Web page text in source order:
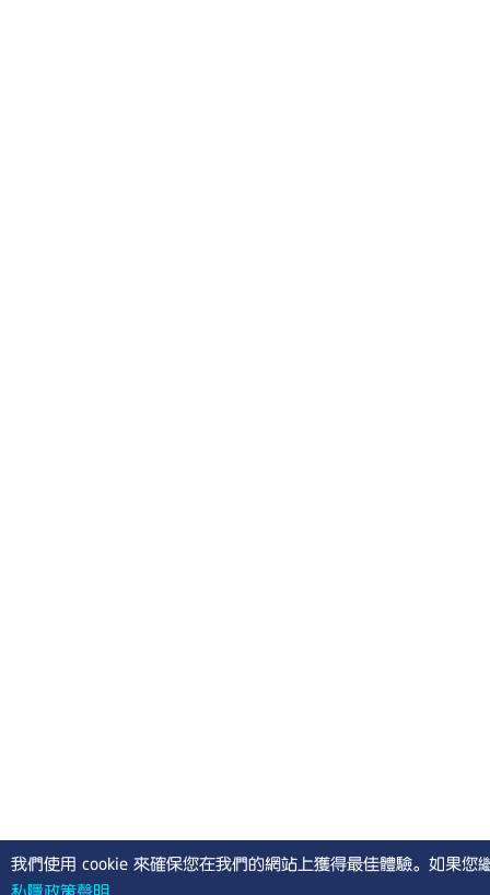
我們使用 cookie 來確保您在我們的網站上獲得最佳體驗。如果